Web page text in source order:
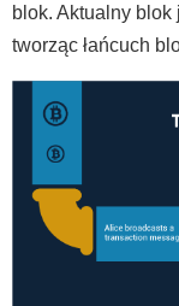
blok. Aktualny blok
tworząc łańcuch